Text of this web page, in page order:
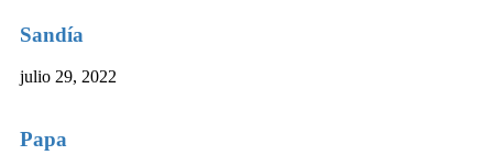
Sandía
julio 29, 2022
Papa